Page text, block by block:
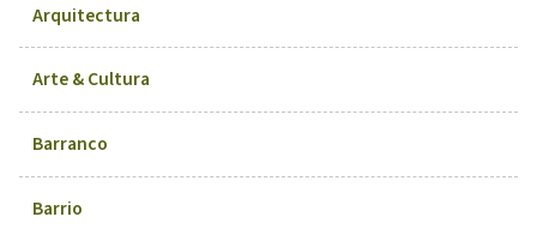
Arquitectura
Arte & Cultura
Barranco
Barrio